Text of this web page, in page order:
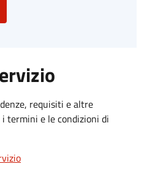
requisiti e altre
termini e le condizioni di